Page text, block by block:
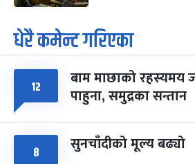
धेरै कमेन्ट गरिएका
१२ बाम माछाको रहस्यमय
पाहुना, समुद्रका सन्तान
८ सुनचाँदीको मूल्य बढ्यो